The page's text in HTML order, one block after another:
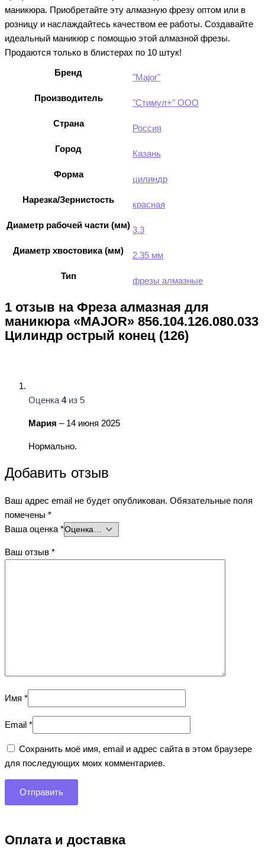
маникюра. Приобретайте эту алмазную фрезу оптом или в
розницу и наслаждайтесь качеством ее работы. Создавайте
идеальный маникюр с помощью этой алмазной фрезы.
Продаются только в блистерах по 10 штук!
Бренд "Major"
Производитель "Стимул+" ООО
Страна Россия
Город Казань
Форма цилиндр
Нарезка/Зернистость красная
Диаметр рабочей части (мм) 3.3
Диаметр хвостовика (мм) 2.35 мм
Тип фрезы алмазные
1 отзыв на Фреза алмазная для
маникюра «MAJOR» 856.104.126.080.033
Цилиндр острый конец (126)
Оценка4из 5
Мария – 14 июня 2025
Нормально.
Добавить отзыв
Ваш адрес email не будет опубликован. Обязательные поля
помечены *
Ваша оценка *
Ваш отзыв *
Имя *
Email *
Сохранить моё имя, email и адрес сайта в этом браузере
для последующих моих комментариев.
Оплата и доставка